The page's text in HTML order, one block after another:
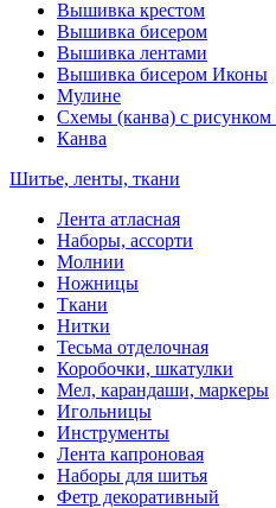
Вышивка крестом
Вышивка бисером
Вышивка лентами
Вышивка бисером Иконы
Мулине
Схемы (канва) с рисунком
Канва
Шитье, ленты, ткани
Лента атласная
Наборы, ассорти
Молнии
Ножницы
Ткани
Нитки
Тесьма отделочная
Коробочки, шкатулки
Мел, карандаши, маркеры
Игольницы
Инструменты
Лента капроновая
Наборы для шитья
Фетр декоративный